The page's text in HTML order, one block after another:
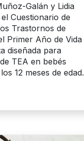
Galán y Lidia
Cuestionario de
Trastornos de
Primer Año de Vida
diseñada para
TEA en bebés
12 meses de edad.